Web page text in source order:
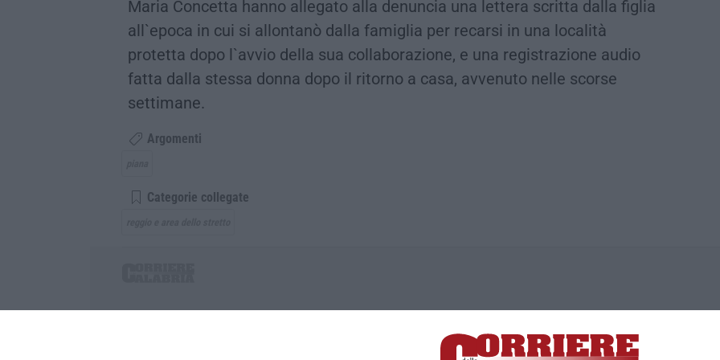
Maria Concetta hanno allegato alla denuncia una lettera scritta dalla figlia
all`epoca in cui si allontanò dalla famiglia per recarsi in una località
protetta dopo l`avvio della sua collaborazione, e una registrazione audio
fatta dalla stessa donna dopo il ritorno a casa, avvenuto nelle scorse
settimane.
Argomenti
Categorie collegate
P.IVA. 03199620794, Via del mare 6/G, S.Eufemia, Lamezia Terme (CZ)